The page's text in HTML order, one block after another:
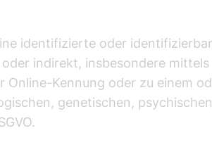
identifizierte oder
indirekt, insbesondere
Kennung oder zu einem
genetischen,